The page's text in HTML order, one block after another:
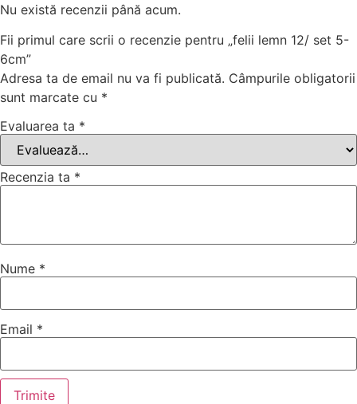
Nu există recenzii până acum.
Fii primul care scrii o recenzie pentru „felii lemn 12/ set 5-
6cm”
Adresa ta de email nu va fi publicată. Câmpurile obligatorii
sunt marcate cu *
Evaluarea ta *
Recenzia ta *
Nume *
Email *